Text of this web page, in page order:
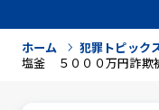
ホーム 犯罪トピック
塩釜 ５０００万円詐